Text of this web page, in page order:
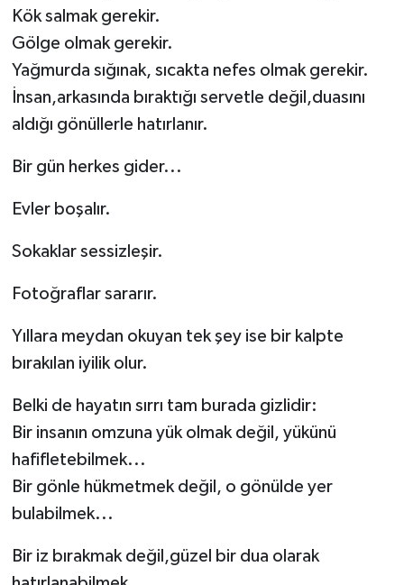
Kök salmak gerekir.
Gölge olmak gerekir.
Yağmurda sığınak, sıcakta nefes olmak gerekir.
İnsan,arkasında bıraktığı servetle değil,duasını
aldığı gönüllerle hatırlanır.
Bir gün herkes gider...
Evler boşalır.
Sokaklar sessizleşir.
Fotoğraflar sararır.
Yıllara meydan okuyan tek şey ise bir kalpte
bırakılan iyilik olur.
Belki de hayatın sırrı tam burada gizlidir:
Bir insanın omzuna yük olmak değil, yükünü
hafifletebilmek...
Bir gönle hükmetmek değil, o gönülde yer
bulabilmek...
Bir iz bırakmak değil,güzel bir dua olarak